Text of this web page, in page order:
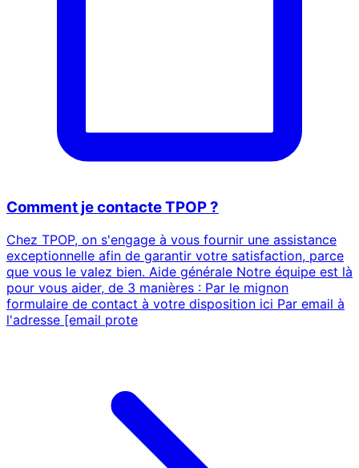
Comment je contacte TPOP ?
Chez TPOP, on s'engage à vous fournir une assistance
exceptionnelle afin de garantir votre satisfaction, parce
que vous le valez bien. Aide générale Notre équipe est là
pour vous aider, de 3 manières : Par le mignon
formulaire de contact à votre disposition ici Par email à
l'adresse [email prote